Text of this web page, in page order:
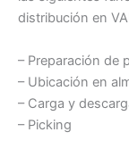
distribución en
– Preparación de
– Ubicación en
– Carga y
– Picking